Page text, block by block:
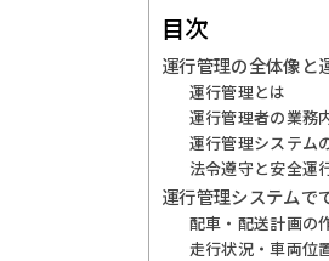
目次
運行管理の全体像と
運行管理とは
運行管理者の業務
運行管理システム
法令遵守と安全運
運行管理システムで
配車・配送計画の
走行状況・車両位